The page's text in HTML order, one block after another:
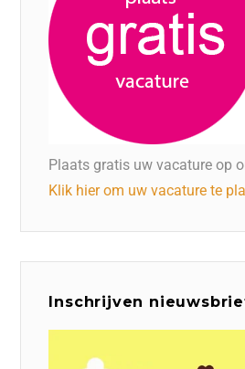
Plaats gratis uw vacature op
Klik hier om uw vacature te
Inschrijven